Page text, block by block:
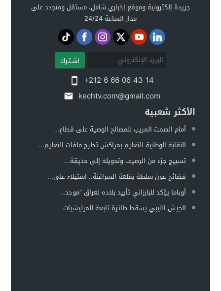
جريدة إلكترونية وموقع إخباري شامل، مستقل ومتجدد على
مدار الساعة 24/24
اشـتـرك
+212 6 66 06 43 14
kechtv.com@gmail.com
الأكثر شعبية
أمام الصمت المريب للمصالح الوصية على قطاع...
النقابة الوطنية للتعليم بمراكش تطرح ملفات التعليم...
تسييج جزء من الرصيف وتحويله إلى حديقة...
فضائح عون سلطة بقلعة السراغنة.. استيلاء على...
أوباما يؤكد للبارزاني تأييد بلاده لعراق “موحد...
الجيش الليبي يسقط طائرة تابعة للميليشيات